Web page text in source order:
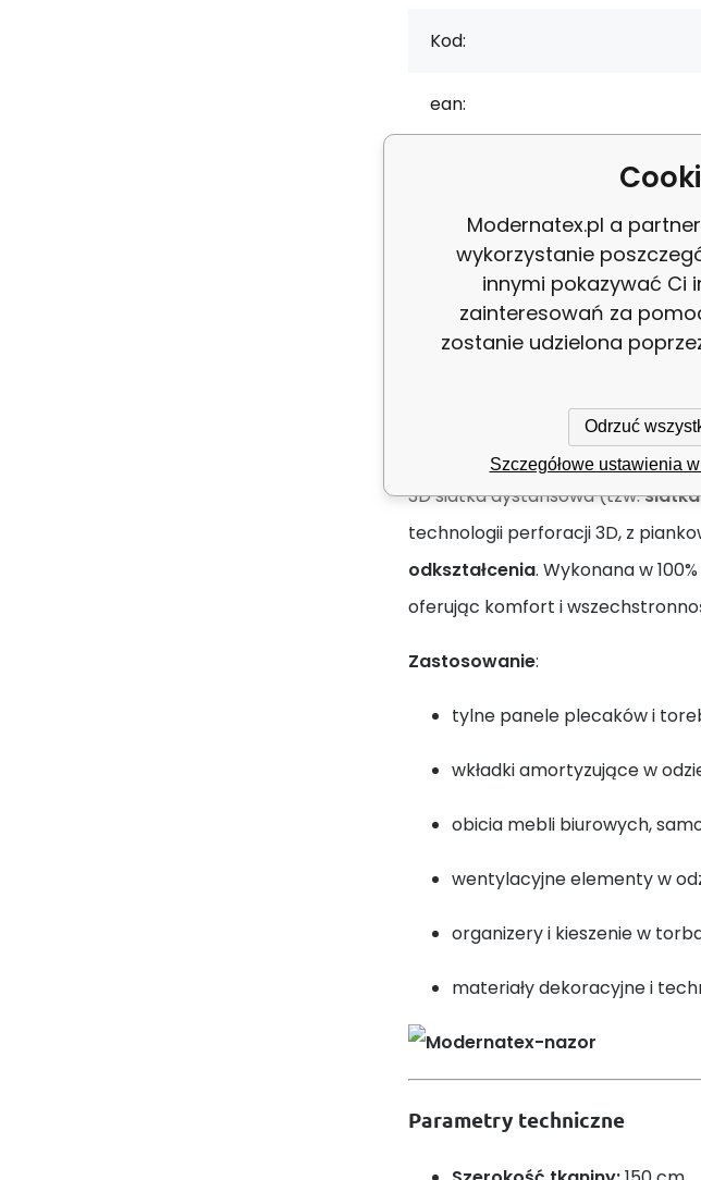
Kod:
ean:
Gramatura:
Siatka
Wytrzymała siatka
3D siatka dystansowa (tzw.
technologii perforacji 3D, z
odkształcenia. Wykonana w
oferując komfort i
Zastosowanie:
tylne panele plecaków i
wkładki amortyzujące w
obicia mebli biurowych,
wentylacyjne elementy w
organizery i kieszenie w
materiały dekoracyjne i
Parametry techniczne
Modernatex.pl a
wykorzystanie
innymi pokazywać Ci
zainteresowań za
zostanie udzielona
Odrzuć
Szczegółowe ustawienia